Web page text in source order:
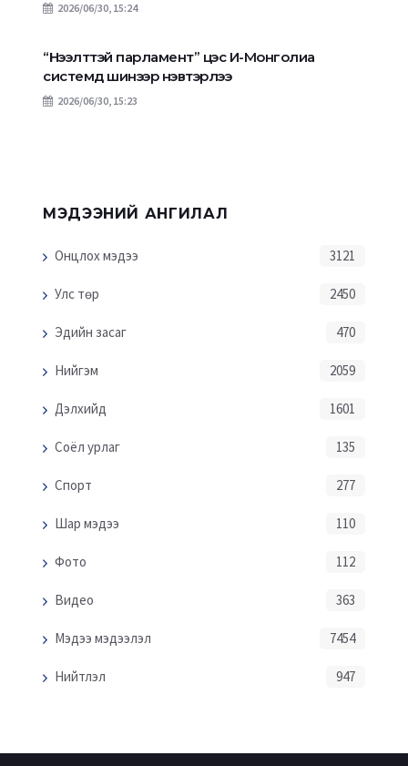
2026/06/30, 15:24
“Нээлттэй парламент” цэс И-Монголиа
системд шинээр нэвтэрлээ
2026/06/30, 15:23
МЭДЭЭНИЙ АНГИЛАЛ
Онцлох мэдээ 3121
Улс төр 2450
Эдийн засаг 470
Нийгэм 2059
Дэлхийд 1601
Соёл урлаг 135
Спорт 277
Шар мэдээ 110
Фото 112
Видео 363
Мэдээ мэдээлэл 7454
Нийтлэл 947